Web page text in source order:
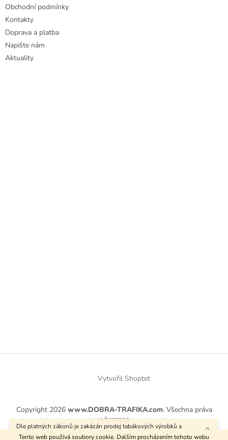
Tento web používá soubory cookie. Dalším procházením tohoto webu
Dle platných zákonů je zakázán prodej tabákových výrobků a
kuřáckých pomůcek osobám mladším 18 let.
Obchodní podmínky
Kontakty
Doprava a platba
Napište nám
Aktuality
Vytvořil Shoptet
Copyright 2026 www.DOBRA-TRAFIKA.com. Všechna práva
vyhrazena.